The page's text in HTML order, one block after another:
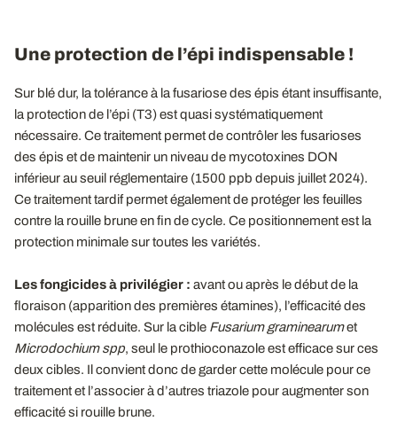
Une protection de l’épi indispensable !
Sur blé dur, la tolérance à la fusariose des épis étant insuffisante,
la protection de l’épi (T3) est quasi systématiquement
nécessaire. Ce traitement permet de contrôler les fusarioses
des épis et de maintenir un niveau de mycotoxines DON
inférieur au seuil réglementaire (1500 ppb depuis juillet 2024).
Ce traitement tardif permet également de protéger les feuilles
contre la rouille brune en fin de cycle. Ce positionnement est la
protection minimale sur toutes les variétés.
Les fongicides à privilégier : avant ou après le début de la
floraison (apparition des premières étamines), l’efficacité des
molécules est réduite. Sur la cible Fusarium graminearumet
Microdochium spp, seul le prothioconazole est efficace sur ces
deux cibles. Il convient donc de garder cette molécule pour ce
traitement et l’associer à d’autres triazole pour augmenter son
efficacité si rouille brune.